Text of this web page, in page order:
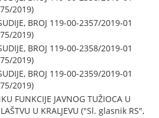
2019)
BROJ 119-00-2357/2019-01
2019)
BROJ 119-00-2358/2019-01
2019)
BROJ 119-00-2359/2019-01
2019)
FUNKCIJE JAVNOG TUŽIOCA U
U KRALJEVU ("Sl. glasnik RS",